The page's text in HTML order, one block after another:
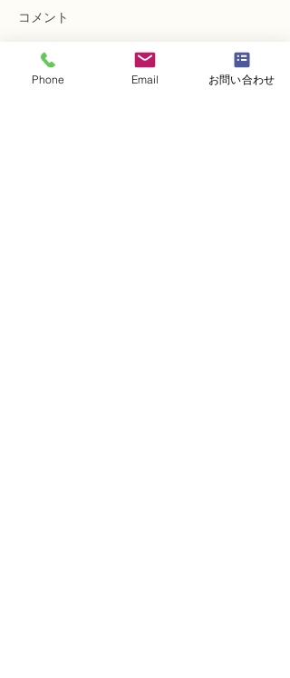
NFD講師研究科コース
コメント
コメントを追加…
Phone Email お問い合わせ